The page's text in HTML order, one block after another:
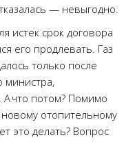
— невыгодно.
истек срок договора
его продлевать. Газ
только после
министра,
А что потом? Помимо
новому отопительному
это делать? Вопрос